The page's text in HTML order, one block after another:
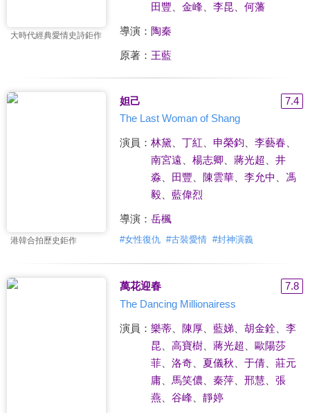
大時代經典愛情史詩鉅作
田豐
金峰、 李昆、 何藩
導演： 陶秦
原著： 王藍
港韓合拍歷史鉅作
妲己
7.4
The Last Woman of Shang
演員： 林黛 丁紅 申榮鈞 李藝春
南宮遠
楊志卿 蔣光超
井
淼
田豐 陳雲華、 李允中
馮
毅、 藍偉烈
導演： 岳楓
#女性復仇 #古裝愛情 #封神演義
萬花迎春
7.8
The Dancing Millionairess
演員： 樂蒂、 陳厚、 藍娣、 胡金銓、 李
昆、 高寶樹、 蔣光超
歐陽莎
菲、 洛奇、 夏儀秋 于倩、 莊元
庸、 馬笑儂、 秦萍、 邢慧、 張
燕
谷峰、 靜婷